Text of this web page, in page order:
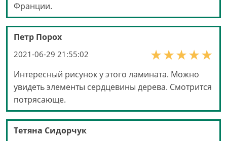
Франции.
Петр Порох
2021-06-29 21:55:02
Интересный рисунок у этого ламината. Можно
увидеть элементы сердцевины дерева. Смотрится
потрясающе.
Тетяна Сидорчук